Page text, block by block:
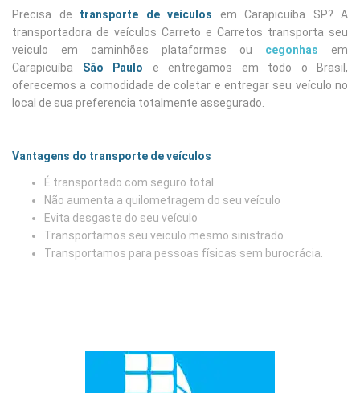
Precisa de transporte de veículos em Carapicuíba SP? A
transportadora de veículos Carreto e Carretos transporta seu
veiculo em caminhões plataformas ou cegonhas em
Carapicuíba São Paulo e entregamos em todo o Brasil,
oferecemos a comodidade de coletar e entregar seu veículo no
local de sua preferencia totalmente assegurado.
Vantagens do transporte de veículos
É transportado com seguro total
Não aumenta a quilometragem do seu veículo
Evita desgaste do seu veículo
Transportamos seu veiculo mesmo sinistrado
Transportamos para pessoas físicas sem burocrácia.